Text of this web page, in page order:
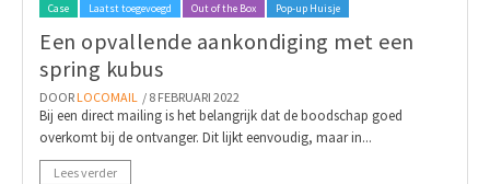
Case Laatst toegevoegd Out of the Box Pop-up Huisje
Een opvallende aankondiging met een
spring kubus
DOOR LOCOMAIL / 8 FEBRUARI 2022
Bij een direct mailing is het belangrijk dat de boodschap goed
overkomt bij de ontvanger. Dit lijkt eenvoudig, maar in...
Lees verder